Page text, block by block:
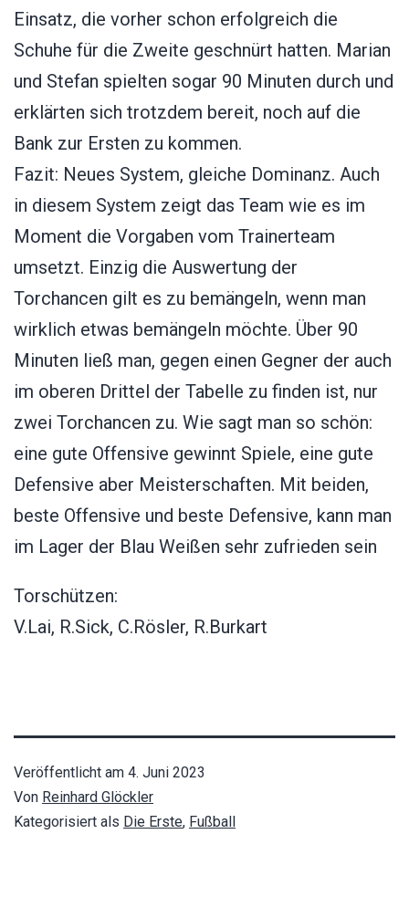
Einsatz, die vorher schon erfolgreich die
Schuhe für die Zweite geschnürt hatten. Marian
und Stefan spielten sogar 90 Minuten durch und
erklärten sich trotzdem bereit, noch auf die
Bank zur Ersten zu kommen.
Fazit: Neues System, gleiche Dominanz. Auch
in diesem System zeigt das Team wie es im
Moment die Vorgaben vom Trainerteam
umsetzt. Einzig die Auswertung der
Torchancen gilt es zu bemängeln, wenn man
wirklich etwas bemängeln möchte. Über 90
Minuten ließ man, gegen einen Gegner der auch
im oberen Drittel der Tabelle zu finden ist, nur
zwei Torchancen zu. Wie sagt man so schön:
eine gute Offensive gewinnt Spiele, eine gute
Defensive aber Meisterschaften. Mit beiden,
beste Offensive und beste Defensive, kann man
im Lager der Blau Weißen sehr zufrieden sein
Torschützen:
V.Lai, R.Sick, C.Rösler, R.Burkart
Veröffentlicht am 4. Juni 2023
Von Reinhard Glöckler
Kategorisiert als Die Erste, Fußball